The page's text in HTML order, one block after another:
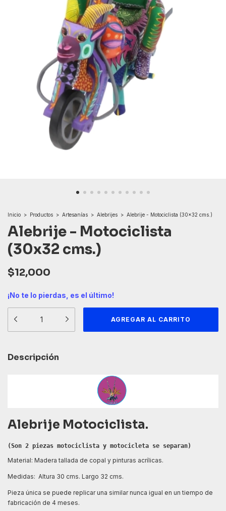
Inicio > Productos > Artesanías > Alebrijes > Alebrije - Motociclista (30x32 cms.)
Alebrije - Motociclista
(30x32 cms.)
$12,000
¡No te lo pierdas, es el último!
Descripción
Alebrije Motociclista.
(Son 2 piezas motociclista y motocicleta se separan)
Material: Madera tallada de copal y pinturas acrílicas.
Medidas: Altura 30 cms. Largo 32 cms.
Pieza única se puede replicar una similar nunca igual en un tiempo de
fabricación de 4 meses.